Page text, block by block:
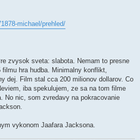
michael/prehled/
zvysok sveta: slabota. Nemam to presne
hra hudba. Minimalny konflikt,
dej. Film stal cca 200 milionov dollarov. Co
iba spekulujem, ze sa na tom filme
No nic, som zvredavy na pokracovanie
vykonom Jaafara Jacksona.